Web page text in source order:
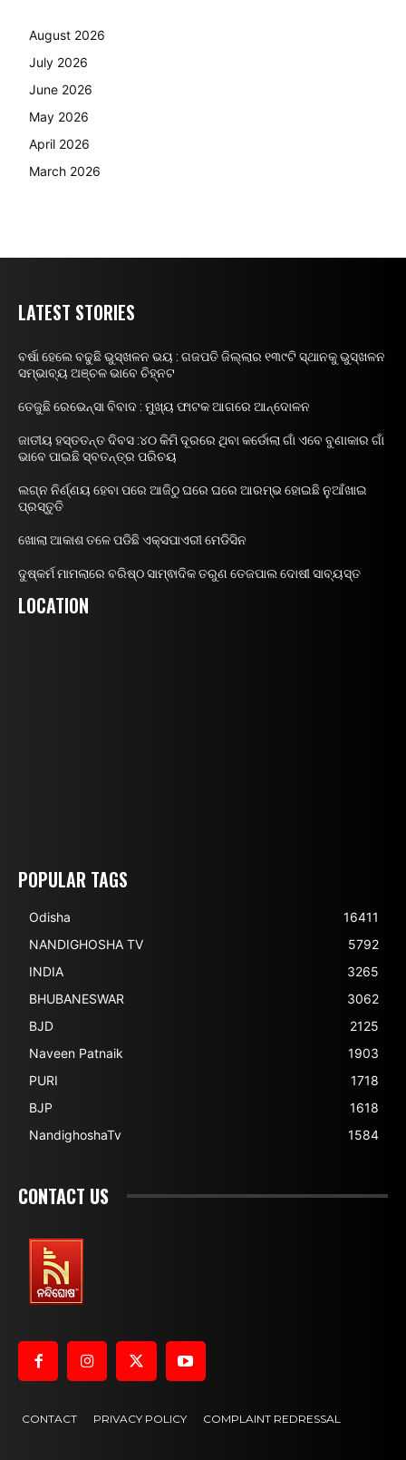
August 2026
July 2026
June 2026
May 2026
April 2026
March 2026
LATEST STORIES
ବର୍ଷା ହେଲେ ବଢୁଛି ଭୁସ୍ଖଳନ ଭୟ : ଗଜପତି ଜିଲ୍ଲାର ୧୩୯ଟି ସ୍ଥାନକୁ ଭୁସ୍ଖଳନ
ସମ୍ଭାବ୍ୟ ଅଞ୍ଚଳ ଭାବେ ଚିହ୍ନଟ
ତେଜୁଛି ରେଭେନ୍ସା ବିବାଦ : ମୁଖ୍ୟ ଫାଟକ ଆଗରେ ଆନ୍ଦୋଳନ
ଜାତୀୟ ହସ୍ତତନ୍ତ ଦିବସ :୪୦ କିମି ଦୂରରେ ଥିବା କର୍ଡୋଲା ଗାଁ ଏବେ ବୁଣାକାର ଗାଁ
ଭାବେ ପାଇଛି ସ୍ବତନ୍ତ୍ର ପରିଚୟ
ଲଗ୍ନ ନିର୍ଣ୍ଣୟ ହେବା ପରେ ଆଜିଠୁ ଘରେ ଘରେ ଆରମ୍ଭ ହୋଇଛି ନୁଆଁଖାଇ
ପ୍ରସ୍ତୁତି
ଖୋଲା ଆକାଶ ତଳେ ପଡିଛି ଏକ୍ସପାଏରୀ ମେଡିସିନ
ଦୁଷ୍କର୍ମ ମାମଲାରେ ବରିଷ୍ଠ ସାମ୍ଵାଦିକ ତରୁଣ ତେଜପାଲ ଦୋଷୀ ସାବ୍ୟସ୍ତ
LOCATION
POPULAR TAGS
Odisha
16411
NANDIGHOSHA TV
5792
INDIA
3265
BHUBANESWAR
3062
BJD
2125
Naveen Patnaik
1903
PURI
1718
BJP
1618
NandighoshaTv
1584
CONTACT US
CONTACT PRIVACY POLICY COMPLAINT REDRESSAL